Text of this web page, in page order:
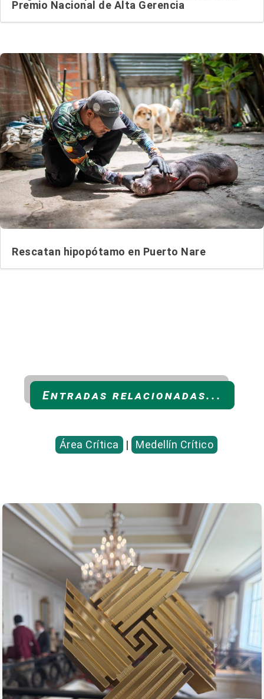
Premio Nacional de Alta Gerencia
Rescatan hipopótamo en Puerto Nare
Entradas relacionadas...
Área Crítica | Medellín Crítico